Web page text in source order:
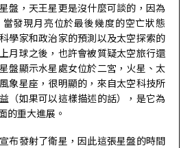
盤，天王星更是沒什麼可談的，因為
發現月亮位於最後幾度的空亡狀態
學家和政治家的預測以及太空探索的
月球之後，也許會被質疑太空旅行還
盤顯示水星處女位於二宮，火星、太
象星座，很明顯的，來自太空科技所
（如果可以這樣描述的話），是它為
的重大進展。
布發射了衛星，因此這張星盤的時間